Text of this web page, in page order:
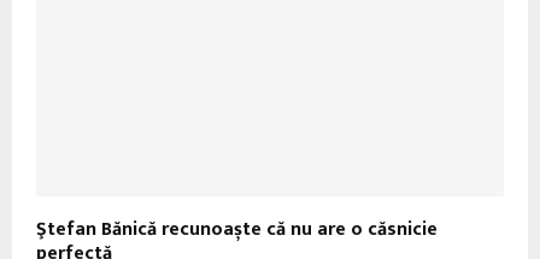
Ştefan Bănică recunoaște că nu are o căsnicie